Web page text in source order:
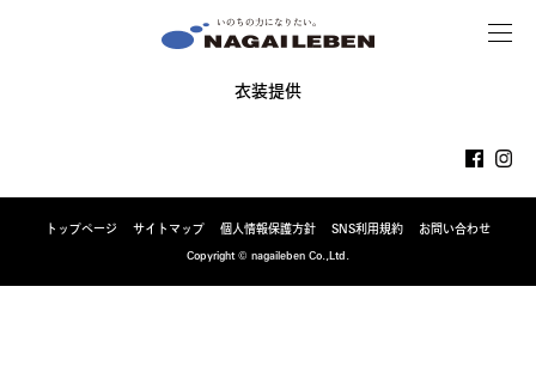
MENU
衣装提供
トップページ サイトマップ 個人情報保護方針 SNS利用規約
お問い合わせ
Copyright © nagaileben Co.,Ltd.